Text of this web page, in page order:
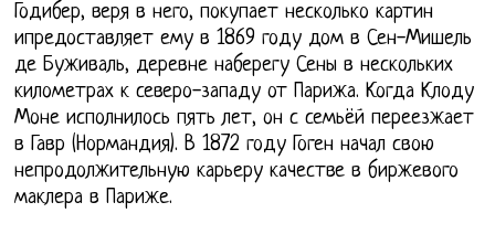
Годибер, веря в него, покупает несколько картин
ипредоставляет ему в 1869 году дом в Сен-Мишель
де Буживаль, деревне наберегу Сены в нескольких
километрах к северо-западу от Парижа. Когда Клоду
Моне исполнилось пять лет, он с семьёй переезжает
в Гавр (Нормандия). В 1872 году Гоген начал свою
непродолжительную карьеру качестве в биржевого
маклера в Париже.